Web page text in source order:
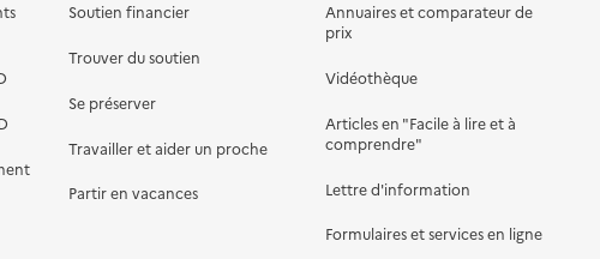
Soutien financier
Trouver du soutien
Se préserver
Travailler et aider un proche
Partir en vacances
Annuaires et comparateur de
prix
Vidéothèque
Articles en "Facile à lire et à
comprendre"
Lettre d'information
Formulaires et services en ligne